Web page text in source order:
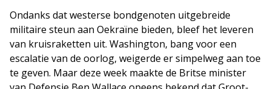
Ondanks dat westerse bondgenoten uitgebreide
militaire steun aan Oekraïne bieden, bleef het leveren
van kruisraketten uit. Washington, bang voor een
escalatie van de oorlog, weigerde er simpelweg aan toe
te geven. Maar deze week maakte de Britse minister